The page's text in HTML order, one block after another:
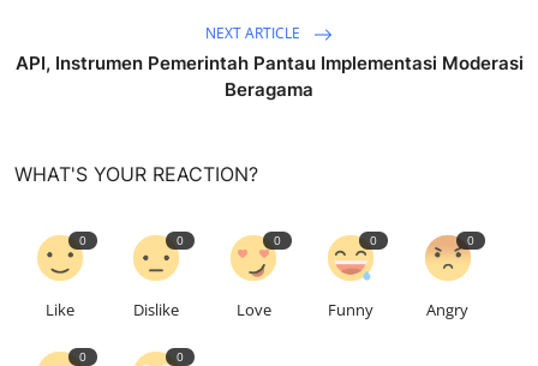
NEXT ARTICLE
API, Instrumen Pemerintah Pantau Implementasi Moderasi
Beragama
WHAT'S YOUR REACTION?
0
Like
0
Dislike
0
Love
0
Funny
0
Angry
0 0